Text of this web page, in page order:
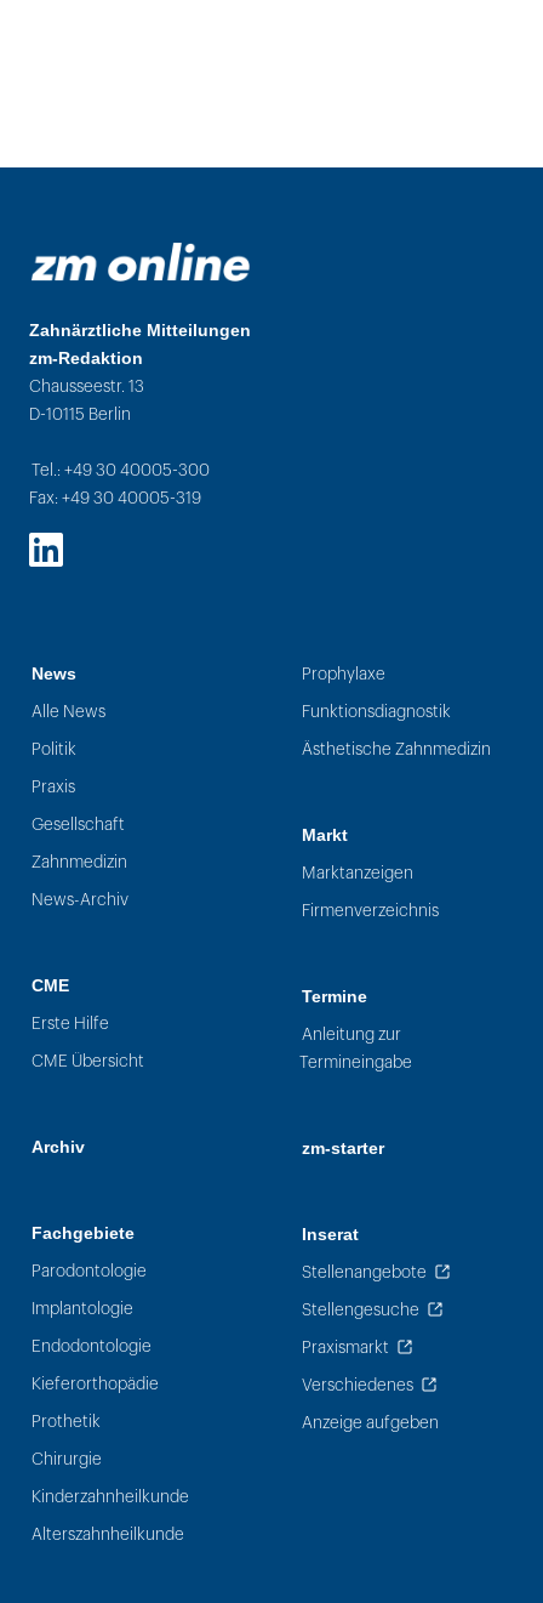
Zahnärztliche Mitteilungen
zm-Redaktion
Chausseestr. 13
D-10115 Berlin
Tel.: +49 30 40005-300
Fax: +49 30 40005-319
LinkedIn
News
Alle News
Politik
Praxis
Gesellschaft
Zahnmedizin
News-Archiv
CME
Erste Hilfe
CME Übersicht
Archiv
Fachgebiete
Parodontologie
Implantologie
Endodontologie
Kieferorthopädie
Prothetik
Chirurgie
Kinderzahnheilkunde
Alterszahnheilkunde
Prophylaxe
Funktionsdiagnostik
Ästhetische Zahnmedizin
Markt
Marktanzeigen
Firmenverzeichnis
Termine
Anleitung zur
Termineingabe
zm-starter
Inserat
Stellenangebote
Stellengesuche
Praxismarkt
Verschiedenes
Anzeige aufgeben